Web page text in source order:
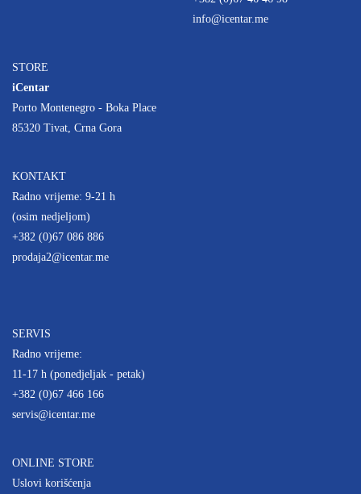
info@icentar.me
STORE
iCentar
Porto Montenegro - Boka Place
85320 Tivat, Crna Gora
KONTAKT
Radno vrijeme: 9-21 h
(osim nedjeljom)
+382 (0)67 086 886
prodaja2@icentar.me
SERVIS
Radno vrijeme:
11-17 h (ponedjeljak - petak)
+382 (0)67 466 166
servis@icentar.me
ONLINE STORE
Uslovi korišćenja